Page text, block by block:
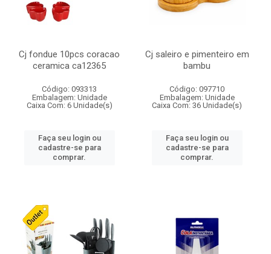
Cj fondue 10pcs coracao
ceramica ca12365
Código: 093313
Embalagem: Unidade
Caixa Com: 6 Unidade(s)
Faça seu login ou
cadastre-se para
comprar.
Cj saleiro e pimenteiro em
bambu
Código: 097710
Embalagem: Unidade
Caixa Com: 36 Unidade(s)
Faça seu login ou
cadastre-se para
comprar.